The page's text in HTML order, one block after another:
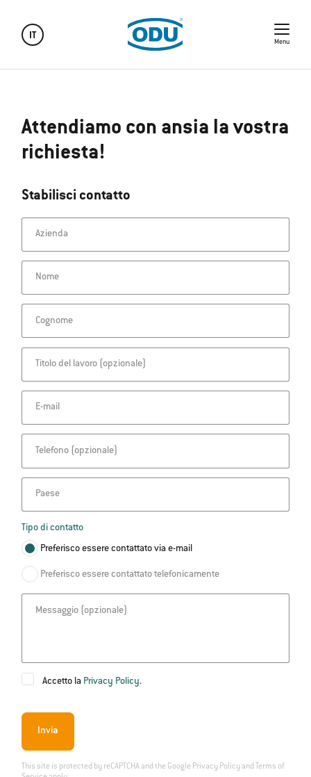
IT
Menu
Attendiamo con ansia la vostra
richiesta!
Stabilisci contatto
Azienda
Nome
Cognome
Titolo del lavoro
E-mail
Telefono
Paese
Tipo di contatto
Preferisco essere contattato via e-mail
Preferisco essere contattato telefonicamente
Messaggio
Accetto la Privacy Policy.
Invia
This site is protected by reCAPTCHA and the Google Privacy Policy and
Terms of